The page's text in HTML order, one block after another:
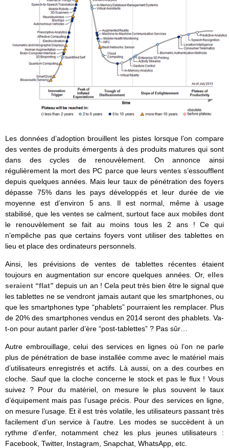
Les données d’adoption brouillent les pistes lorsque l’on compare
des ventes de produits émergents à des produits matures qui sont
dans des cycles de renouvèlement. On annonce ainsi
régulièrement la mort des PC parce que leurs ventes s’essoufflent
depuis quelques années. Mais leur taux de pénétration des foyers
dépasse 75% dans les pays développés et leur durée de vie
moyenne est d’environ 5 ans. Il est normal, même à usage
stabilisé, que les ventes se calment, surtout face aux mobiles dont
le renouvèlement se fait au moins tous les 2 ans ! Ce qui
n’empêche pas que certains foyers vont utiliser des tablettes en
lieu et place des ordinateurs personnels.
Ainsi, les prévisions de ventes de tablettes récentes étaient
toujours en augmentation sur encore quelques années. Or, elles
seraient “flat” depuis un an ! Cela peut très bien être le signal que
les tablettes ne se vendront jamais autant que les smartphones, ou
que les smartphones type “phablets” pourraient les remplacer. Plus
de 20% des smartphones vendus en 2014 seront des phablets. Va-
t-on pour autant parler d’ère “post-tablettes” ? Pas sûr…
Autre embrouillage, celui des services en lignes où l’on ne parle
plus de pénétration de base installée comme avec le matériel mais
d’utilisateurs enregistrés et actifs. Là aussi, on a des courbes en
cloche. Sauf que la cloche concerne le stock et pas le flux ! Vous
suivez ? Pour du matériel, on mesure le plus souvent le taux
d’équipement mais pas l’usage précis. Pour des services en ligne,
on mesure l’usage. Et il est très volatile, les utilisateurs passant très
facilement d’un service à l’autre. Les modes se succèdent à un
rythme d’enfer, notamment chez les plus jeunes utilisateurs :
Facebook, Twitter, Instagram, Snapchat, WhatsApp, etc.